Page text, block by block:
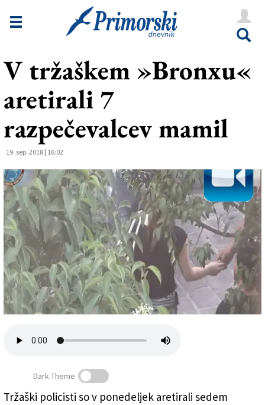
Novice
Goriška
Še
Vreme
V Kioskih
Uredništvo
Oglasi
Založnik
Zadruga PD
V tržaškem »Bronxu«
aretirali 7
razpečevalcev mamil
19. sep. 2018 | 16:02
Dark Theme
Tržaški policisti so v ponedeljek aretirali sedem